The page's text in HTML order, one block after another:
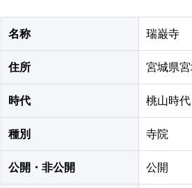
名称 瑞巌寺
住所 宮城県
時代 桃山時代
種別 寺院
公開・非公開 公開